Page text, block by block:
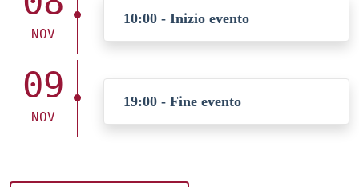
NOV
10:00 - Inizio evento
09
NOV
19:00 - Fine evento